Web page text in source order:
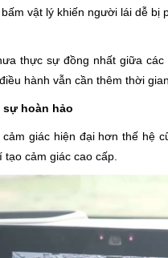
vật lý khiến người lái dễ bị
thực sự đồng nhất giữa
hành vẫn cần thêm thời
hoàn hảo
giác hiện đại hơn thế hệ
tạo cảm giác cao cấp.